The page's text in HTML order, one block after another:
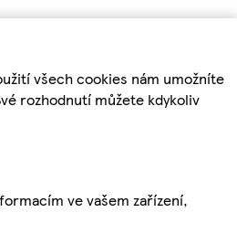
všech cookies nám umožníte
rozhodnutí můžete kdykoliv
ve vašem zařízení,